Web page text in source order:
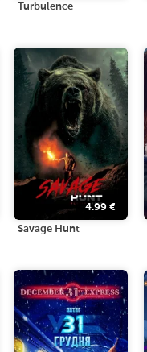
Turbulence
4.99 €
Savage Hunt